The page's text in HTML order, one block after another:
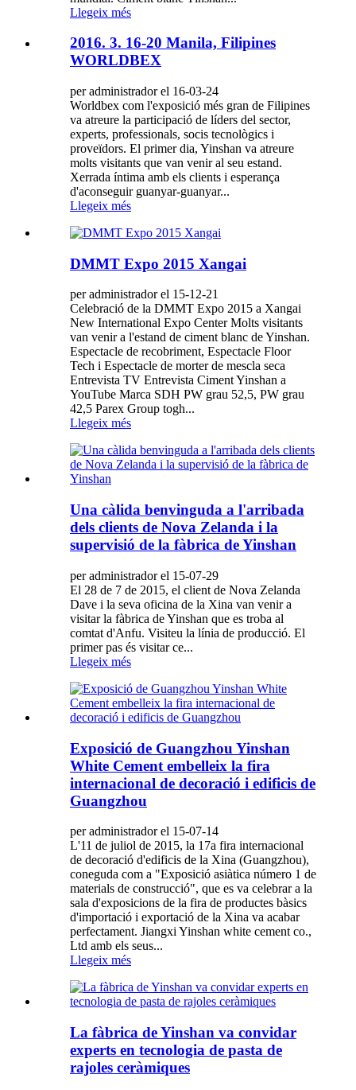
Llegeix més
2016. 3. 16-20 Manila, Filipines
WORLDBEX
per administrador el 16-03-24
Worldbex com l'exposició més gran de Filipines
va atreure la participació de líders del sector,
experts, professionals, socis tecnològics i
proveïdors. El primer dia, Yinshan va atreure
molts visitants que van venir al seu estand.
Xerrada íntima amb els clients i esperança
d'aconseguir guanyar-guanyar...
Llegeix més
DMMT Expo 2015 Xangai
per administrador el 15-12-21
Celebració de la DMMT Expo 2015 a Xangai
New International Expo Center Molts visitants
van venir a l'estand de ciment blanc de Yinshan.
Espectacle de recobriment, Espectacle Floor
Tech i Espectacle de morter de mescla seca
Entrevista TV Entrevista Ciment Yinshan a
YouTube Marca SDH PW grau 52,5, PW grau
42,5 Parex Group togh...
Llegeix més
Una càlida benvinguda a l'arribada
dels clients de Nova Zelanda i la
supervisió de la fàbrica de Yinshan
per administrador el 15-07-29
El 28 de 7 de 2015, el client de Nova Zelanda
Dave i la seva oficina de la Xina van venir a
visitar la fàbrica de Yinshan que es troba al
comtat d'Anfu. Visiteu la línia de producció. El
primer pas és visitar ce...
Llegeix més
Exposició de Guangzhou Yinshan
White Cement embelleix la fira
internacional de decoració i edificis de
Guangzhou
per administrador el 15-07-14
L'11 de juliol de 2015, la 17a fira internacional
de decoració d'edificis de la Xina (Guangzhou),
coneguda com a "Exposició asiàtica número 1 de
materials de construcció", que es va celebrar a la
sala d'exposicions de la fira de productes bàsics
d'importació i exportació de la Xina va acabar
perfectament. Jiangxi Yinshan white cement co.,
Ltd amb els seus...
Llegeix més
La fàbrica de Yinshan va convidar
experts en tecnologia de pasta de
rajoles ceràmiques